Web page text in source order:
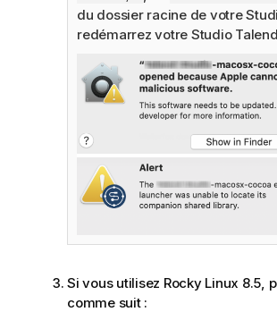
du dossier racine de votre
redémarrez votre Studio Talend
Si vous utilisez Rocky Linux 8.5,
comme suit :